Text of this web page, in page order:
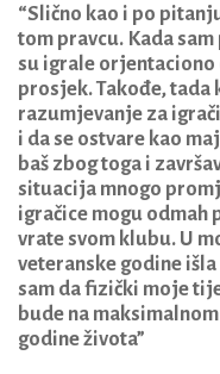
“Slično kao i po
tom pravcu. Kada
su igrale orjentaciono
prosjek. Takođe,
razumjevanje za
i da se ostvare kao
baš zbog toga i
situacija mnogo
igračice mogu odmah
vrate svom klubu. U
veteranske godine
sam da fizički moje
bude na
godine života”